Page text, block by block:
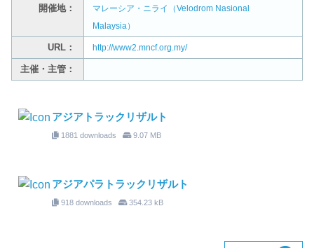
開催地：
マレーシア・ニライ（Velodrom Nasional
Malaysia）
URL： http://www2.mncf.org.my/
主催・主管：
アジアトラックリザルト
1881 downloads 9.07 MB
アジアパラトラックリザルト
918 downloads 354.23 kB